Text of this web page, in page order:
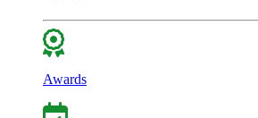
Awards